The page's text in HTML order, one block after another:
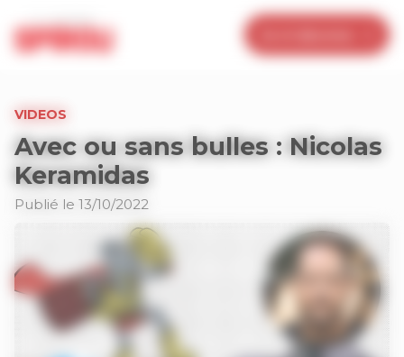
VIDEOS
Avec ou sans bulles : Nicolas
Keramidas
Publié le 13/10/2022